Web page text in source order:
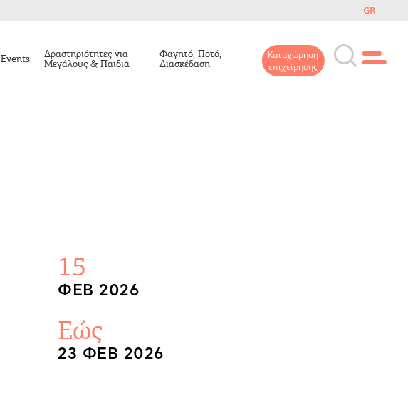
GR
Events Δραστηριότητες για
Μεγάλους & Παιδιά
Φαγητό, Ποτό,
Διασκέδαση
Καταχώρηση
επιχείρησης
15
ΦΕΒ 2026
Εώς
23 ΦΕΒ 2026